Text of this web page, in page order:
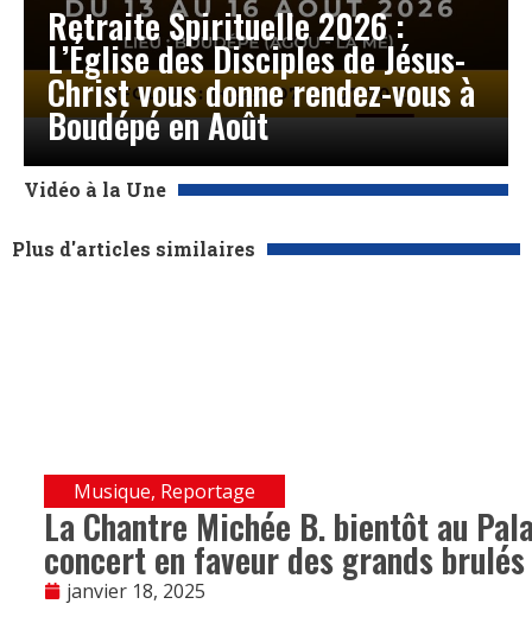
Retraite Spirituelle 2026 :
L’Église des Disciples de Jésus-
Christ vous donne rendez-vous à
Boudépé en Août
Vidéo à la Une
Plus d'articles similaires
Musique, Reportage
La Chantre Michée B. bientôt au
concert en faveur des grands brulés
janvier 18, 2025